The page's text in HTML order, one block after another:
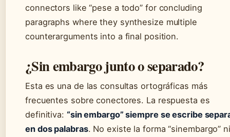
connectors like “pese a todo” for concluding
paragraphs where they synthesize multiple
counterarguments into a final position.
¿Sin embargo junto o separado?
Esta es una de las consultas ortográficas más
frecuentes sobre conectores. La respuesta es
definitiva: “sin embargo” siempre se escribe
en dos palabras. No existe la forma “sinembargo” ni